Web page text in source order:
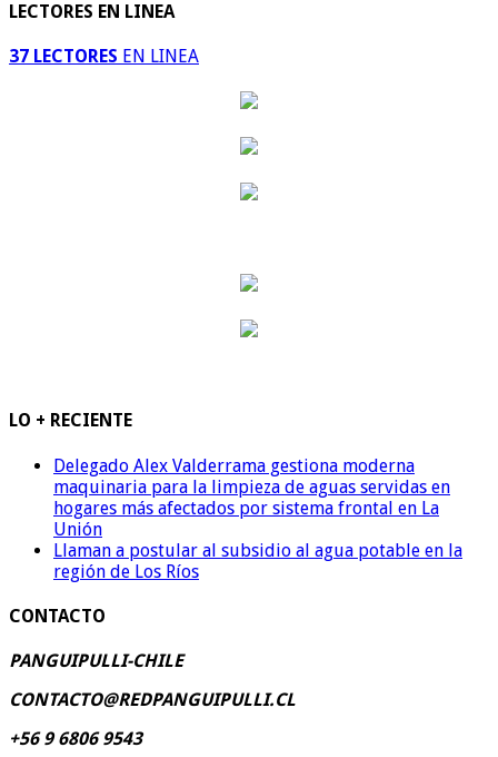
LECTORES EN LINEA
37 LECTORES EN LINEA
LO + RECIENTE
Delegado Alex Valderrama gestiona moderna
maquinaria para la limpieza de aguas servidas en
hogares más afectados por sistema frontal en La
Unión
Llaman a postular al subsidio al agua potable en la
región de Los Ríos
CONTACTO
PANGUIPULLI-CHILE
CONTACTO@REDPANGUIPULLI.CL
+56 9 6806 9543